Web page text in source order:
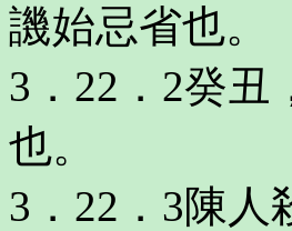
譏始忌省也。
3．22．2癸
也。
3．22．3陳人